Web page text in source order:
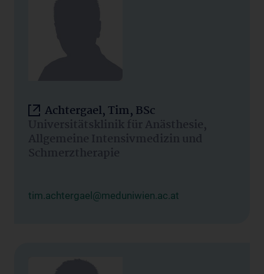
Achtergael, Tim, BSc
Universitätsklinik für Anästhesie,
Allgemeine Intensivmedizin und
Schmerztherapie
tim.achtergael@meduniwien.ac.at